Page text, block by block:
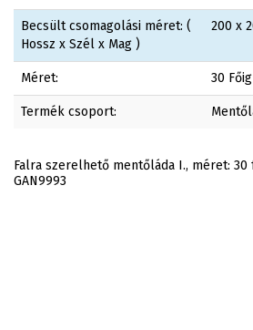
Becsült csomagolási méret: (
Hossz x Szél x Mag )
200 x
Méret: 30 Főig
Termék csoport:
Falra szerelhető mentőláda I., méret: 30
GAN9993